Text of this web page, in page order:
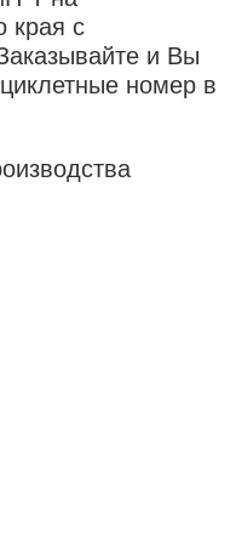
края с
и Вы
номер в